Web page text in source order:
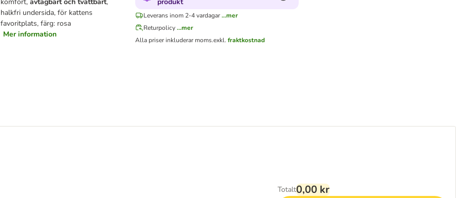
halkfri undersida, för kattens
favoritplats, färg: rosa
Mer information
Leverans inom 2-4 vardagar ...mer
Returpolicy ...mer
Alla priser inkluderar moms.exkl.fraktkostnad
Totalt0,00 kr